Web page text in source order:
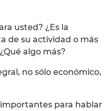
usted? ¿Es la
de su actividad o más
algo más?
no sólo económico,
para hablar